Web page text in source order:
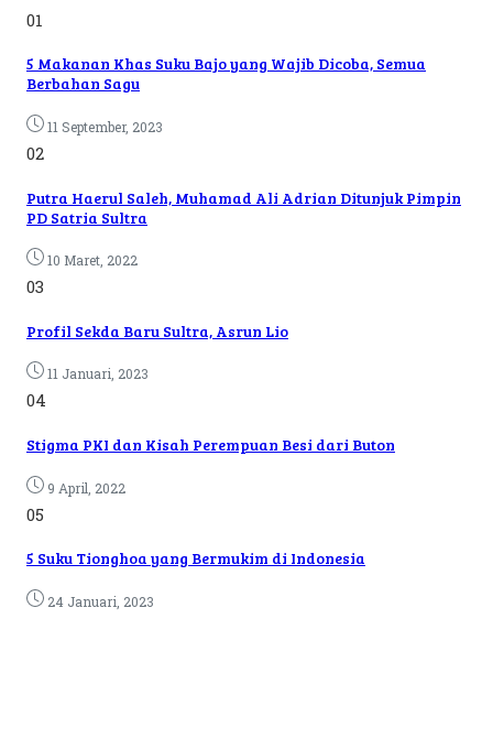
01
5 Makanan Khas Suku Bajo yang Wajib Dicoba, Semua
Berbahan Sagu
11 September, 2023
02
Putra Haerul Saleh, Muhamad Ali Adrian Ditunjuk Pimpin
PD Satria Sultra
10 Maret, 2022
03
Profil Sekda Baru Sultra, Asrun Lio
11 Januari, 2023
04
Stigma PKI dan Kisah Perempuan Besi dari Buton
9 April, 2022
05
5 Suku Tionghoa yang Bermukim di Indonesia
24 Januari, 2023